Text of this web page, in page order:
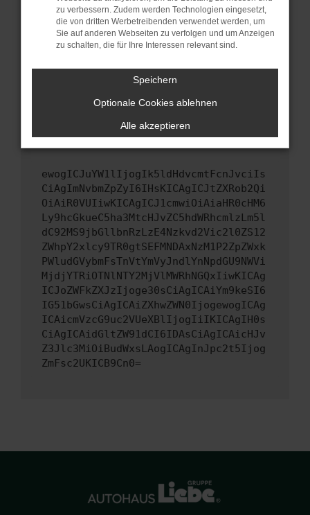
Sicherheitsrisiko, sondern kann auch dazu
führen, dass bestimmte Funktionen nicht mehr
unterstützt werden.
Wenn du alle oben genannten Schritte versucht
versuchen, das Problem zu beheben. Du kannst
uns diesen Text schicken, um uns bei der
Fehlersuche zu unterstützen:
ewogICJuYW1lIjogIk5ldHdvcmtFcnJvciIs
CiAgImNvbmZpZyI6IHsKICAgICJtZXRob2Qi
OiAiR0VUIiwKICAgICJ1cmwiOiAiaHR0cHM6
Ly9hcGkueC5ha3MtcHJvZC5hdWRhcmlzLm5l
dC92MS9jbGllbnRzLzE4Nzkvd2Vic2l0ZS12
ZWhpY2xlcy9TR0gtSEFMNDAxNzM1P2ZpZWxk
PWludGVybmFsTnVtYmVyJndlYnNpdGU9NWVi
MjdjYTRiOTNlNTY2MjVlMWRhNGQxIiwKICAg
ICJoZWFkZXJzIjoge30sCiAgICAiYm9keSI6
IG51bGwsCiAgICAiZXhwZWN0IjogewogICAg
ICAicmVzcG9uc2VUeXBlIjogIiIKICAgIH0s
CiAgICAidGltZW91dCI6IDAsCiAgICAicHJv
Z3Jlc3MiOiBudWxsLAogICAgInJpc2t5Ijog
ZmFsc2UKICB9Cn0=
zu verbessern. Zudem werden Technologien eingesetzt,
die von dritten Werbetreibenden verwendet werden, um
Sie auf anderen Webseiten zu verfolgen und um Anzeigen
zu schalten, die für Ihre Interessen relevant sind.
Speichern
Optionale Cookies ablehnen
Alle akzeptieren